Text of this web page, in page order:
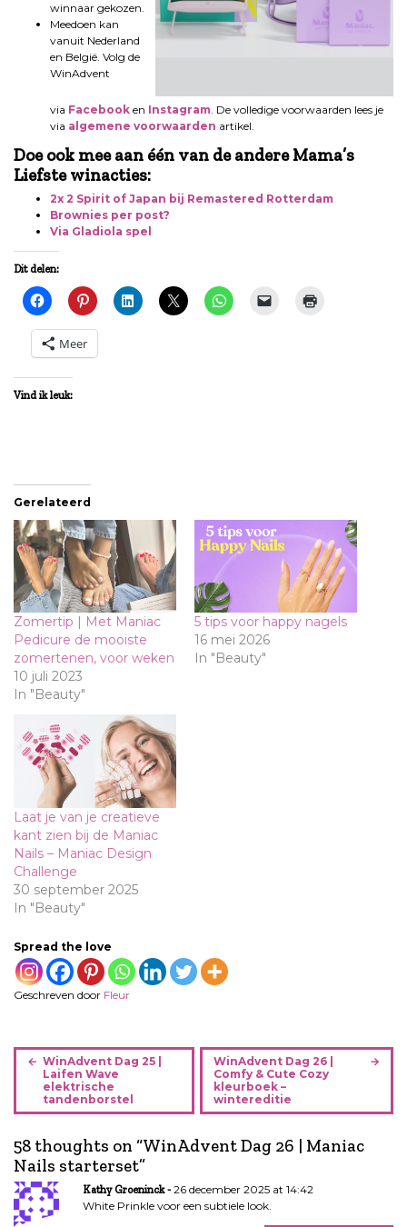
winnaar gekozen.
Meedoen kan
vanuit Nederland
en België. Volg de
WinAdvent
via Facebook en Instagram. De volledige voorwaarden lees je
via algemene voorwaarden artikel.
Doe ook mee aan één van de andere Mama’s
Liefste winacties:
2x 2 Spirit of Japan bij Remastered Rotterdam
Brownies per post?
Via Gladiola spel
Dit delen:
Meer
Vind ik leuk:
Gerelateerd
Zomertip | Met Maniac
Pedicure de mooiste
zomertenen, voor weken
10 juli 2023
In "Beauty"
5 tips voor happy nagels
16 mei 2026
In "Beauty"
Laat je van je creatieve
kant zien bij de Maniac
Nails – Maniac Design
Challenge
30 september 2025
In "Beauty"
Spread the love
Geschreven door Fleur
B
i
c
h
t
n
a
WinAdvent Dag 25 |
Laifen Wave
elektrische
tandenborstel
WinAdvent Dag 26 |
Comfy & Cute Cozy
kleurboek –
wintereditie
58 thoughts on “WinAdvent Dag 26 | Maniac
Nails starterset”
Kathy Groeninck
26 december 2025 at 14:42
White Prinkle voor een subtiele look.